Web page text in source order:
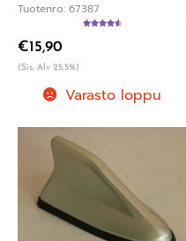
Tuotenro: 67387
€15,90
(Sis. Alv 25,5%)
Varasto loppu